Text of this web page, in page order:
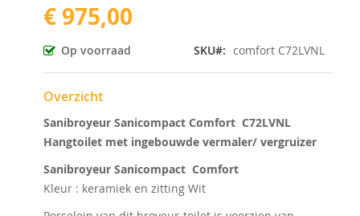
€ 975,00
Op voorraad SKU comfort C72LVNL
Overzicht
Sanibroyeur Sanicompact Comfort C72LVNL
Hangtoilet met ingebouwde vermaler/ vergruizer
Sanibroyeur Sanicompact Comfort
Kleur : keramiek en zitting Wit
van
de
afbeeldingen-
gallerij